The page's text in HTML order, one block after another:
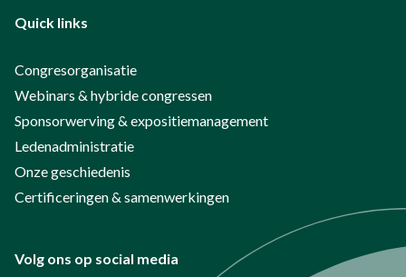
Quick links
Congresorganisatie
Webinars & hybride congressen
Sponsorwerving & expositiemanagement
Ledenadministratie
Onze geschiedenis
Certificeringen & samenwerkingen
Volg ons op social media